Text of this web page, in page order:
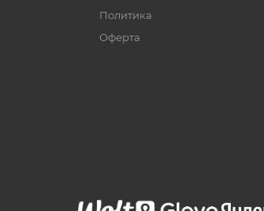
Политика
Офертa